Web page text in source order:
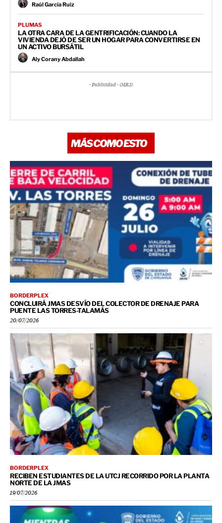
Raúl García Ruiz
PLUMAS
LA OTRA CARA DE LA GENTRIFICACIÓN: CUANDO LA
VIVIENDA DEJÓ DE SER UN HOGAR PARA CONVERTIRSE EN
UN ACTIVO BURSÁTIL
Aly Corany Abdallah
- Publicidad - (MR3)
MÁS COMO ESTO
BORDERPLEX
CONCLUIRÁ JMAS DESVÍO DEL COLECTOR DE DRENAJE PARA
PUENTE LAS TORRES-TALAMÁS
20/07/2026
BORDERPLEX
RECIBEN ESTUDIANTES DE LA UTCJ RECORRIDO POR LA PLANTA
NORTE DE LA JMAS
19/07/2026